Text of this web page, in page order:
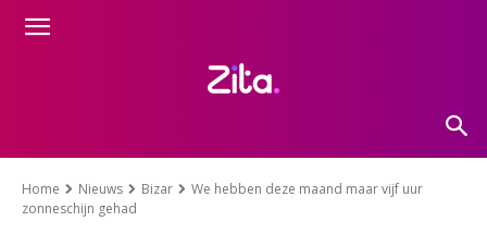
Home Nieuws Bizar
We hebben deze maand maar vijf uur
zonneschijn gehad